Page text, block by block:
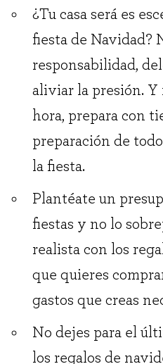
¿Tu casa será es
fiesta de Navidad?
responsabilidad,
aliviar la presión. Y
hora, prepara con
preparación de
la fiesta.
Plantéate un
fiestas y no lo
realista con los
que quieres
gastos que creas
No dejes para el
los regalos de